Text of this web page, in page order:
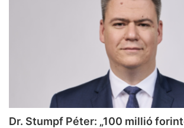
Dr. Stumpf Péter: „100 millió